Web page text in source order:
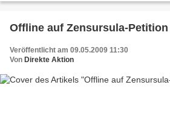
Offline auf Zensursula-
Veröffentlicht am 09.05.2009 11:30
Von Direkte Aktion